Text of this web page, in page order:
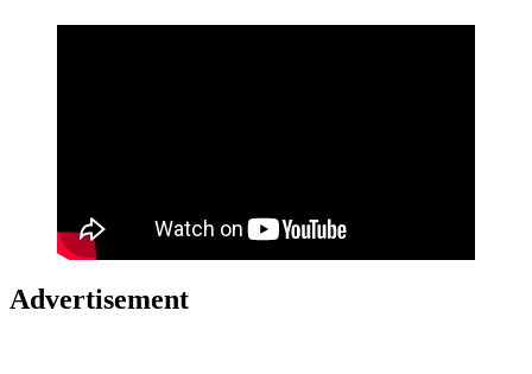
Advertisement